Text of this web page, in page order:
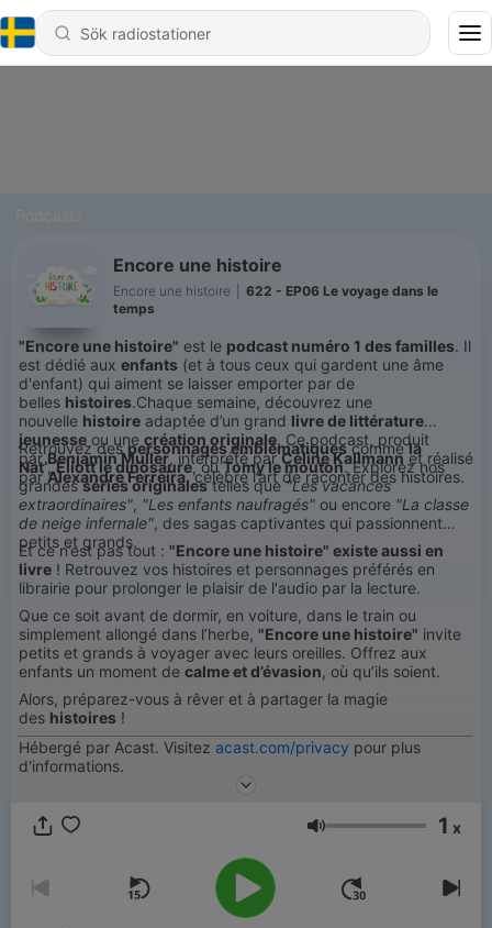
Encore une histoire
Encore une histoire
622 - EP06 Le voyage dans le
temps
"Encore une histoire" est le podcast numéro 1 des familles. Il
est dédié aux enfants (et à tous ceux qui gardent une âme
d'enfant) qui aiment se laisser emporter par de
belles histoires.Chaque semaine, découvrez une
nouvelle histoire adaptée d’un grand livre de littérature
jeunesse ou une création originale. Ce podcast, produit
parBenjamin Muller, interprété parCéline Kallmann et réalisé
par Alexandre Ferreira, célèbre l’art de raconter des histoires.
Retrouvez des personnages emblématiquescommela
Nat’,Eliott le dinosaure, ouTomy le mouton. Explorez nos
grandesséries originalestelles que"Les vacances
extraordinaires", "Les enfants naufragés" ou encore "La classe
de neige infernale", des sagas captivantes qui passionnent
petits et grands.
Et ce n’est pas tout : "Encore une histoire" existe aussi en
livre ! Retrouvez vos histoires et personnages préférés en
librairie pour prolonger le plaisir de l'audio par la lecture.
Que ce soit avant de dormir, en voiture, dans le train ou
simplement allongé dans l’herbe, "Encore une histoire" invite
petits et grands à voyager avec leurs oreilles. Offrez aux
enfants un moment de calme et d’évasion, où qu’ils soient.
Alors, préparez-vous à rêver et à partager la magie
des histoires !
Hébergé par Acast. Visitez acast.com/privacy pour plus
d'informations.
Volym 1 x